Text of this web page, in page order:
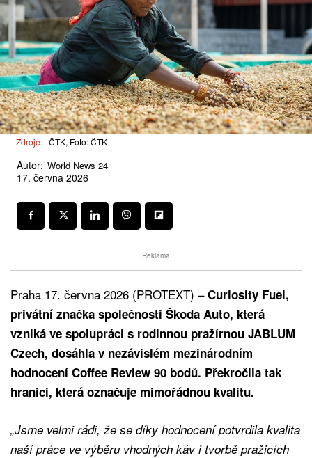
Zdroje: ČTK, Foto: ČTK
Autor: World News 24
17. června 2026
Reklama
Praha 17. června 2026 (PROTEXT) –Curiosity Fuel,
privátní značka společnosti Škoda Auto, která
vzniká ve spolupráci s rodinnou pražírnou JABLUM
Czech, dosáhla v nezávislém mezinárodním
hodnocení Coffee Review 90 bodů. Překročila tak
hranici, která označuje mimořádnou kvalitu.
„Jsme velmi rádi, že se díky hodnocení potvrdila kvalita
naší práce ve výběru vhodných káv i tvorbě pražicích